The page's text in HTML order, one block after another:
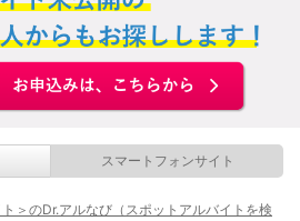
スマートフォンサイト
＞のDr.アルなび（スポットアルバイトを検